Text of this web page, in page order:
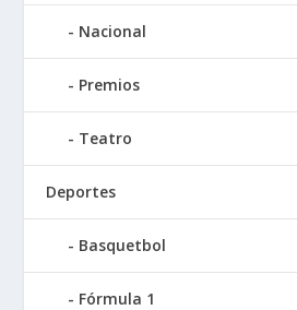
Nacional
Premios
Teatro
Deportes
Basquetbol
Fórmula 1